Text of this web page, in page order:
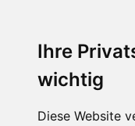
Ihre
wichtig
Diese Website